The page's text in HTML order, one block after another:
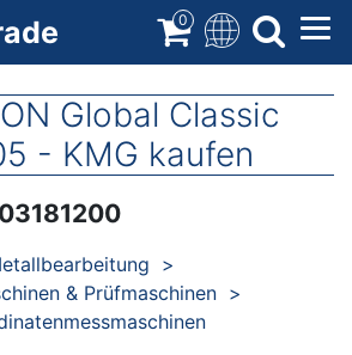
0
Global Classic
- KMG kaufen
& Prüfmaschinen